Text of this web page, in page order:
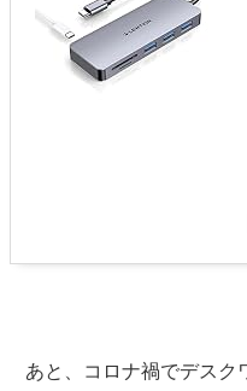
あと、コロナ禍でデスク